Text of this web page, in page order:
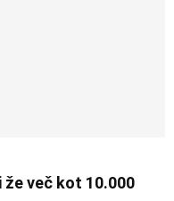
že več kot 10.000